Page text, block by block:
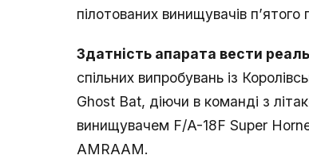
пілотованих винищувачів п’ятого
Здатність апарата вести
спільних випробувань із
Ghost Bat, діючи в команді з
винищувачем F/A-18F Super
AMRAAM.